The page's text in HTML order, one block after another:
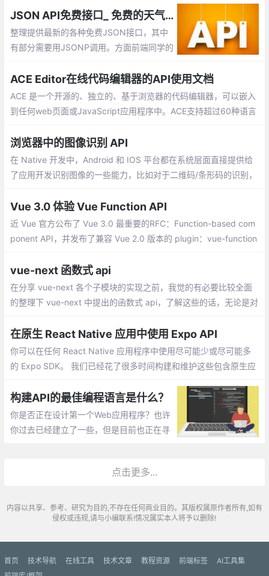
率；在特定的场景下推广还能规避关键词，防止域名被拦截
JSON API免费接口_ 免费的天气预报、地图、IP、手机信息查询、翻译、新闻等api接口
整理提供最新的各种免费JSON接口，其中
有部分需要用JSONP调用。方面前端同学的
预报、地图、IP、手机信息查询、翻译、新
闻等api接口
ACE Editor在线代码编辑器的API使用文档
ACE 是一个开源的、独立的、基于浏览器的代码编辑器，可以嵌入
到任何web页面或JavaScript应用程序中。ACE支持超过60种语言
浏览器中的图像识别 API
在 Native 开发中，Android 和 IOS 平台都在系统层面直接提供给
了应用开发识别图像的一些能力，比如对于二维码/条形码的识别，
re API 。
Vue 3.0 体验 Vue Function API
近 Vue 官方公布了 Vue 3.0 最重要的RFC：Function-based com
ponent API，并发布了兼容 Vue 2.0 版本的 plugin：vue-function
nt API
vue-next 函数式 api
在分享 vue-next 各个子模块的实现之前，我觉的有必要比较全面
的整理下 vue-next 中提出的函数式 api，了解这些的话，无论是对
定的辅助作用
在原生 React Native 应用中使用 Expo API
你可以在任何 React Native 应用程序中使用尽可能少或尽可能多
的 Expo SDK。 我们已经花了很多时间构建和维护这些包含原生应
生态共享这些 API
构建API的最佳编程语言是什么？
你是否正在设计第一个Web应用程序？也许
你过去已经建立了一些，但是目前也正在寻
产品或项目选择哪种编程语言。点击更多...
内容以共享、参考、研究为目的,不存在任何商业目的。其版权属原作者所有,如有
侵权或违规,请与小编联系!情况属实本人将予以删除!
首页 技术导航 在线工具 技术文章 教程资源 前端标签
AI工具集